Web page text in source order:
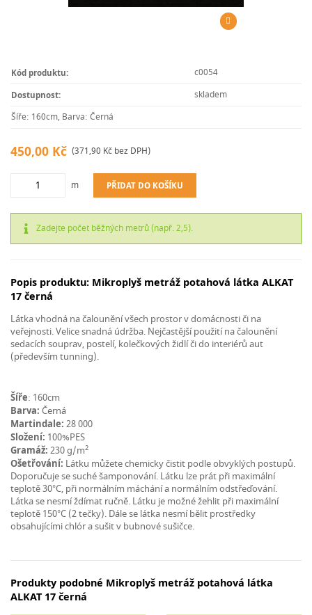
Kód produktu: c0054
Dostupnost:
skladem
Šíře: 160cm, Barva: Černá
450,00 Kč (371,90 Kč bez DPH)
m PŘIDAT DO KOŠÍKU
Zadejte počet běžných metrů (např. 2,5).
Popis produktu: Mikroplyš metráž potahová látka ALKAT
17 černá
Látka vhodná na čalounění všech prostor v domácnosti či na
veřejnosti. Velice snadná údržba. Nejčastější použití na čalounění
sedacích souprav, postelí, kolečkových židlí či do interiérů aut
(především tunning).
Šíře: 160cm
Barva: Černá
Martindale: 28 000
Složení: 100%PES
Gramáž: 230 g/m2
Ošetřování: Látku můžete chemicky čistit podle obvyklých postupů.
Doporučuje se suché šamponování. Látku lze prát při maximální
teplotě 30°C, při normálním máchání a normálním odstřeďování.
Látka se nesmí ždímat ručně. Látku je možné žehlit při maximální
teplotě 150°C (2 tečky). Dále se látka nesmí bělit prostředky
obsahujícími chlór a sušit v bubnové sušičce.
Produkty podobné Mikroplyš metráž potahová látka
ALKAT 17 černá